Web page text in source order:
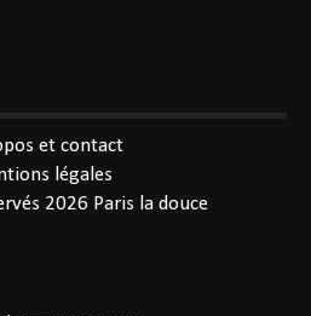
et contact
légales
2026 Paris la douce